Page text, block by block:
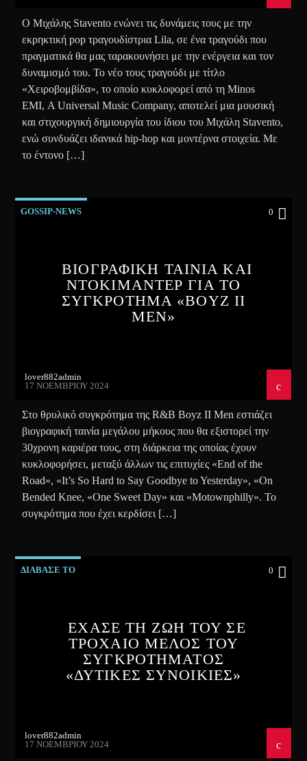
Ο Μιχάλης Stavento ενώνει τις δυνάμεις τους με την
εκρηκτική pop τραγουδίστρια Lila, σε ένα τραγούδι που
πραγματικά θα μας ταρακουνήσει με την ενέργεια και τον
δυναμισμό του. Το νέο τους τραγούδι με τίτλο
«Χειροβομβίδα», το οποίο κυκλοφορεί από τη Minos
EMI, A Universal Music Company, αποτελεί μια μουσική
και στιχουργική δημιουργία του ίδιου του Μιχάλη Stavento,
ενώ συνδυάζει ιδανικά hip-hop και μοντέρνα στοιχεία. Με
το έντονο […]
GOSSIP-NEWS 0
ΒΙΟΓΡΑΦΙΚΗ ΤΑΙΝΙΑ ΚΑΙ
ΝΤΟΚΙΜΑΝΤΕΡ ΓΙΑ ΤΟ
ΣΥΓΚΡΟΤΗΜΑ «BOYZ II
MEN»
lover882admin
17 ΝΟΕΜΒΡΊΟΥ 2024
Στο θρυλικό συγκρότημα της R&B Boyz II Men εστιάζει
βιογραφική ταινία μεγάλου μήκους που θα εξιστορεί την
30χρονη καριέρα τους, στη διάρκεια της οποίας έχουν
κυκλοφορήσει, μεταξύ άλλων τις επιτυχίες «End of the
Road», «It’s So Hard to Say Goodbye to Yesterday», «On
Bended Knee, «One Sweet Day» και «Motownphilly». Το
συγκρότημα που έχει κερδίσει […]
ΔΙΑΒΑΣΕ ΤΟ 0
ΕΧΑΣΕ ΤΗ ΖΩΗ ΤΟΥ ΣΕ
ΤΡΟΧΑΙΟ ΜΕΛΟΣ ΤΟΥ
ΣΥΓΚΡΟΤΗΜΑΤΟΣ
«ΔΥΤΙΚΕΣ ΣΥΝΟΙΚΙΕΣ»
lover882admin
17 ΝΟΕΜΒΡΊΟΥ 2024